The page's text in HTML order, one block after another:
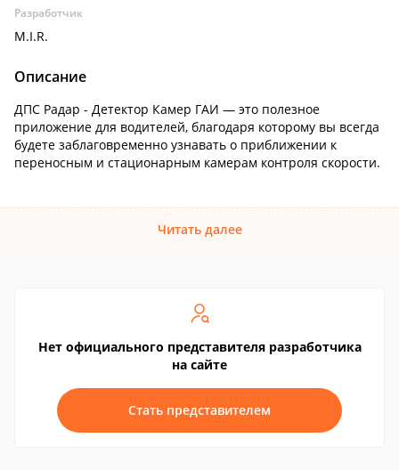
Разработчик
M.I.R.
Описание
ДПС Радар - Детектор Камер ГАИ — это полезное
приложение для водителей, благодаря которому вы всегда
будете заблаговременно узнавать о приближении к
переносным и стационарным камерам контроля скорости.
Читать далее
Нет официального представителя разработчика
на сайте
Стать представителем